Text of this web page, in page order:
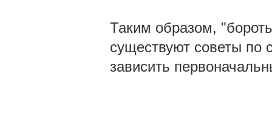
Таким образом,
существуют советы по
зависить